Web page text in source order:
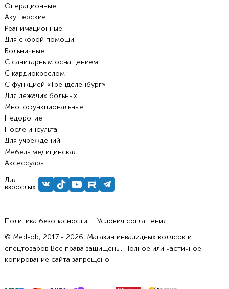
Операционные
Акушерские
Реанимационные
Для скорой помощи
Больничные
С санитарным оснащением
С кардиокреслом
С функцией «Тренделенбург»
Для лежачих больных
Многофункциональные
Недорогие
После инсульта
Для учреждений
Мебель медицинская
Аксессуары
Для
взрослых
Политика безопасности
Условия соглашения
© Med-ob, 2017 - 2026. Магазин инвалидных колясок и
спецтоваров Все права защищены. Полное или частичное
копирование сайта запрещено.